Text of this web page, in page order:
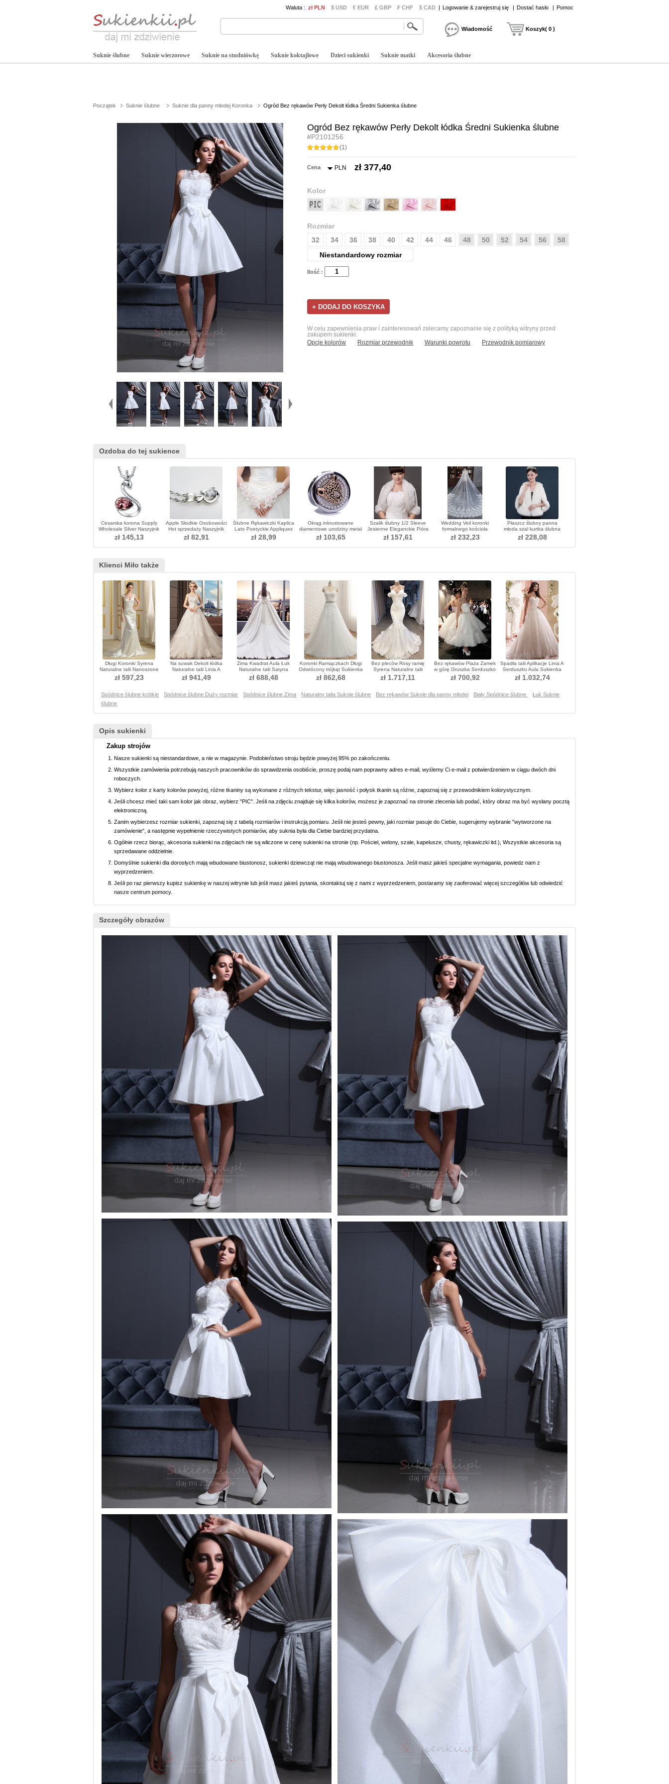
Waluta : zł PLN $ USD € EUR £ GBP ₣ CHF $ CAD | Logowanie & zarejestruj się | Dostać hasło | Pomoc
Wiadomość Koszyk( 0 )
Suknie ślubne Suknie wieczorowe Suknie na studniówkę Suknie koktajlowe Dzieci sukienki Suknie matki Akcesoria ślubne
Początek Suknie ślubne Suknie dla panny młodej Koronka Ogród Bez rękawów Perły Dekolt łódka Średni Sukienka ślubne
Ogród Bez rękawów Perły Dekolt łódka Średni Sukienka ślubne
#P2101256
(1)
Cena PLN zł 377,40
Kolor
Rozmiar
32
34 36 38 40 42 44 46 48 50 52 54 56
58
Niestandardowy rozmiar
Ilość :
W celu zapewnienia praw i zainteresowań zalecamy zapoznanie się z polityką witryny przed
zakupem sukienki.
Opcje kolorów
Rozmiar przewodnik Warunki powrotu Przewodnik pomiarowy
Ozdoba do tej sukience
Cesarska korona Supply
Wholesale Silver Naszyjnik
Z Kreskówek Kobiet
zł 145,13
Apple Słodkie Osobowości
Hot sprzedaży Naszyjnik
Naszyjnik
zł 82,91
Ślubne Rękawiczki Kaplica
Lato Poetyckie Appliques
Tulle
zł 28,99
Okrąg inkrustowane
diamentowe urodziny metal
ślubny składanie ozdoby
zł 103,65
Szalik ślubny 1/2 Sleeve
Jesienne Eleganckie Pióra
Tinkerbell
zł 157,61
Wedding Veil koronki
formalnego kościoła
podszyte zimną koronką
zł 232,23
Płaszcz ślubny panna
młoda szal kurtka ślubna
zima duży rozmiar ciepły
szal
zł 228,08
Klienci Miło także
Długi Koronki Syrena
Naturalne talii Nanoszone
Sukienka ślubne
zł 597,23
Na suwak Dekolt łódka
Naturalne talii Linia A
Sukienka ślubne
zł 941,49
Zima Kwadrat Aula Łuk
Naturalne talii Satyna
Spódnica ślubne
zł 688,48
Koronki Ramiączkach Długi
Odwrócony trójkąt Sukienka
ślubne
zł 862,68
Bez pleców Rosy ramię
Syrena Naturalne talii
Spódnica ślubne
zł 1.717,11
Bez rękawów Plaża Zamek
w górę Gruszka Serduszko
Sukienka ślubne
zł 700,92
Spadła talii Aplikacje Linia A
Serduszko Aula Sukienka
ślubne
zł 1.032,74
Spódnice ślubne krótkie Spódnice ślubne Duży rozmiar Spódnice ślubne Zimą Naturalny talia Suknie ślubne Bez rękawów Suknie dla panny młodej Biały Spódnice ślubne
Łuk Suknie
ślubne
Opis sukienki
Zakup strojów
Nasze sukienki są niestandardowe, a nie w magazynie. Podobieństwo stroju będzie powyżej 95% po zakończeniu.
Wszystkie zamówienia potrzebują naszych pracowników do sprawdzenia osobiście, proszę podaj nam poprawny adres e-mail, wyślemy Ci e-mail z potwierdzeniem w ciągu dwóch dni
roboczych.
Wybierz kolor z karty kolorów powyżej, różne tkaniny są wykonane z różnych tekstur, więc jasność i połysk tkanin są różne, zapoznaj się z przewodnikiem kolorystycznym.
Jeśli chcesz mieć taki sam kolor jak obraz, wybierz "PIC". Jeśli na zdjęciu znajduje się kilka kolorów, możesz je zapoznać na stronie zlecenia lub podać, który obraz ma być wysłany pocztą
elektroniczną.
Zanim wybierzesz rozmiar sukienki, zapoznaj się z tabelą rozmiarów i instrukcją pomiaru. Jeśli nie jesteś pewny, jaki rozmiar pasuje do Ciebie, sugerujemy wybranie "wytworzone na
zamówienie", a następnie wypełnienie rzeczywistych pomiarów, aby suknia była dla Ciebie bardziej przydatna.
Ogólnie rzecz biorąc, akcesoria sukienki na zdjęciach nie są wliczone w cenę sukienki na stronie (np. Pościel, welony, szale, kapelusze, chusty, rękawiczki itd.), Wszystkie akcesoria są
sprzedawane oddzielnie.
Domyślnie sukienki dla dorosłych mają wbudowane biustonosz, sukienki dziewcząt nie mają wbudowanego biustonosza. Jeśli masz jakieś specjalne wymagania, powiedz nam z
wyprzedzeniem.
Jeśli po raz pierwszy kupisz sukienkę w naszej witrynie lub jeśli masz jakieś pytania, skontaktuj się z nami z wyprzedzeniem, postaramy się zaoferować więcej szczegółów lub odwiedzić
nasze centrum pomocy.
Szczegóły obrazów